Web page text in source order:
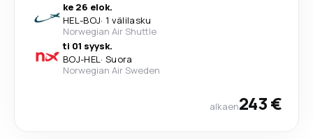
ke 26 elok.
HEL-BOJ· 1 välilasku
Norwegian Air Shuttle
ti 01 syysk.
BOJ-HEL· Suora
Norwegian Air Sweden
alkaen243 €